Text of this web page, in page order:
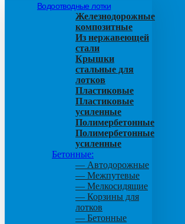
Водоотводные лотки
Железнодорожные
композитные
Из нержавеющей
стали
Крышки
стальные для
лотков
Пластиковые
Пластиковые
усиленные
Полимербетонные
Полимербетонные
усиленные
Бетонные:
— Автодорожные
— Межпутевые
— Мелкосидящие
— Корзины для
лотков
— Бетонные